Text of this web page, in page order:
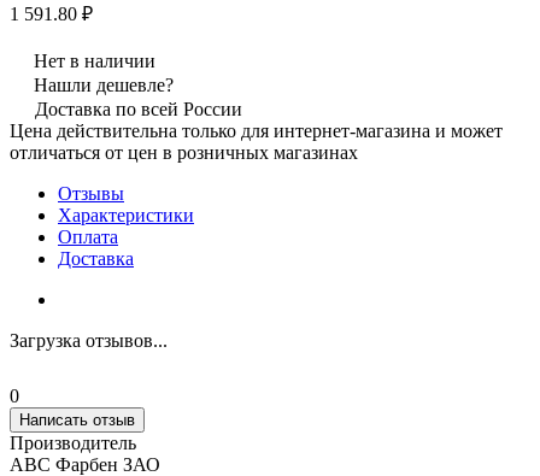
1 591.80 ₽
Нет в наличии
Нашли дешевле?
Доставка по всей России
Цена действительна только для интернет-магазина и может
отличаться от цен в розничных магазинах
Отзывы
Характеристики
Оплата
Доставка
Загрузка отзывов...
0
Написать отзыв
Производитель
АВС Фарбен ЗАО